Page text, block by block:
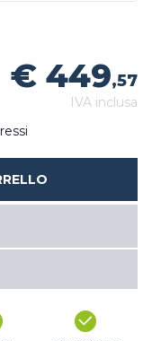
€ 449,57
IVA inclusa